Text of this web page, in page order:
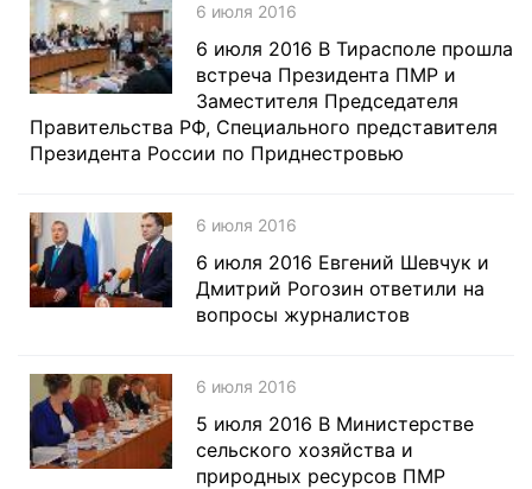
6 июля 2016
6 июля 2016 В Тирасполе прошла
встреча Президента ПМР и
Заместителя Председателя
Правительства РФ, Специального представителя
Президента России по Приднестровью
6 июля 2016
6 июля 2016 Евгений Шевчук и
Дмитрий Рогозин ответили на
вопросы журналистов
6 июля 2016
5 июля 2016 В Министерстве
сельского хозяйства и
природных ресурсов ПМР